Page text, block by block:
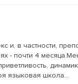
и, в частности,
- почти 4
языковая школа...